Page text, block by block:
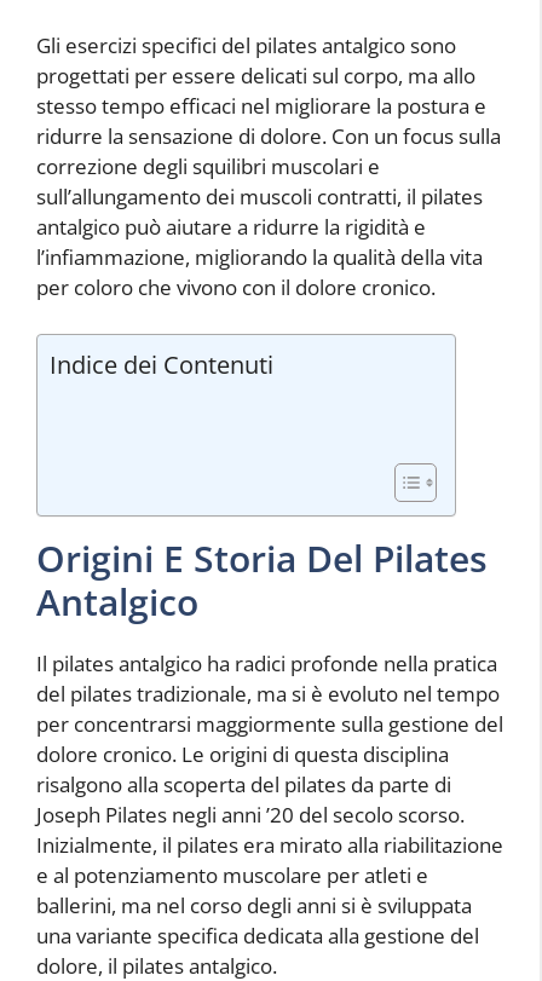
Gli esercizi specifici del pilates antalgico sono
progettati per essere delicati sul corpo, ma allo
stesso tempo efficaci nel migliorare la postura e
ridurre la sensazione di dolore. Con un focus sulla
correzione degli squilibri muscolari e
sull’allungamento dei muscoli contratti, il pilates
antalgico può aiutare a ridurre la rigidità e
l’infiammazione, migliorando la qualità della vita
per coloro che vivono con il dolore cronico.
Indice dei Contenuti
Origini E Storia Del Pilates
Antalgico
Il pilates antalgico ha radici profonde nella pratica
del pilates tradizionale, ma si è evoluto nel tempo
per concentrarsi maggiormente sulla gestione del
dolore cronico. Le origini di questa disciplina
risalgono alla scoperta del pilates da parte di
Joseph Pilates negli anni ’20 del secolo scorso.
Inizialmente, il pilates era mirato alla riabilitazione
e al potenziamento muscolare per atleti e
ballerini, ma nel corso degli anni si è sviluppata
una variante specifica dedicata alla gestione del
dolore, il pilates antalgico.